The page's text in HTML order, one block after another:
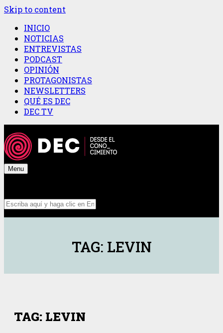
Skip to content
INICIO
NOTICIAS
ENTREVISTAS
PODCAST
OPINIÓN
PROTAGONISTAS
NEWSLETTERS
QUÉ ES DEC
DEC TV
Menu
TAG: LEVIN
TAG: LEVIN